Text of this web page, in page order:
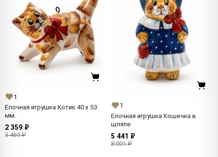
1
Елочная игрушка Котик 40 x 53
мм.
2 359 ₽
3 469 ₽
1
Елочная игрушка Кошечка в
шляпе
5 441 ₽
8 001 ₽